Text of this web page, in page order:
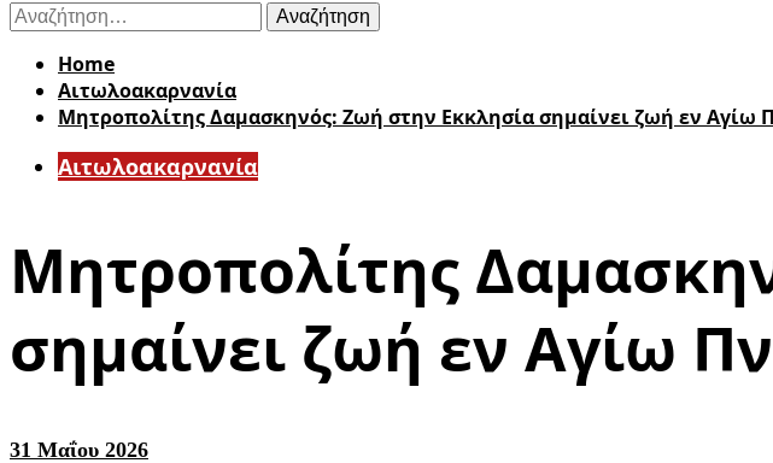
Αναζήτηση
για:
Home
Αιτωλοακαρνανία
Μητροπολίτης Δαμασκηνός: Ζωή στην Εκκλησία σημαίνει ζωή εν Αγίω
Αιτωλοακαρνανία
Μητροπολίτης
σημαίνει ζωή εν Αγίω
31 Μαΐου 2026